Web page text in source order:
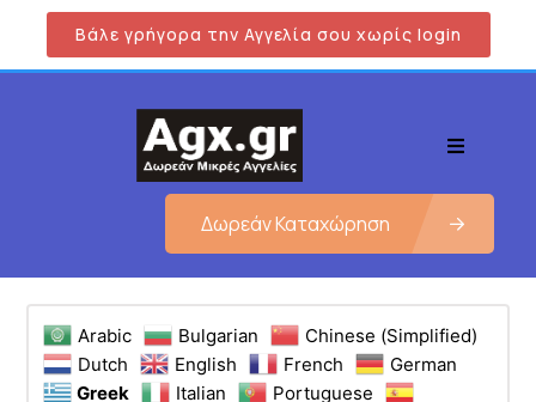
Βάλε γρήγορα την Αγγελία σου χωρίς login
Δωρεάν Καταχώρηση
Arabic Bulgarian
Chinese (Simplified)
Dutch
English French
German
Greek
Italian
Portuguese